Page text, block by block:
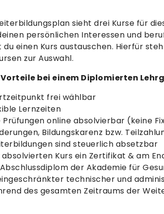
sieht drei Kurse für
persönlichen Interessen und
du einen Kurs austauschen. Hierfür
zur Auswahl.
Vorteile bei einem Diplomierten
frei wählbar
Lernzeiten
Prüfungen online absolvierbar (keine
Bildungskarenz bzw.
sind steuerlich absetzbar
absolvierten Kurs ein Zertifikat & am
der Akademie für
technischer und
des gesamten Zeitraums der